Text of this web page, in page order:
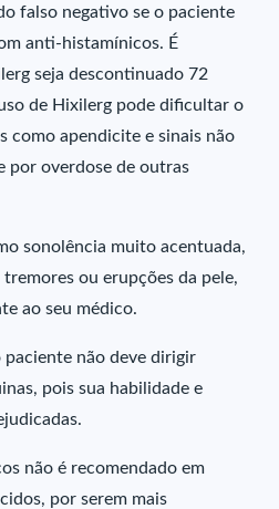
falso negativo se o paciente
anti-histamínicos. É
seja descontinuado 72
de Hixilerg pode dificultar o
como apendicite e sinais não
por overdose de outras
sonolência muito acentuada,
ou erupções da pele,
ao seu médico.
não deve dirigir
pois sua habilidade e
não é recomendado em
por serem mais